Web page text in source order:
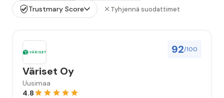
Trustmary Score
Tyhjennä suodattimet
92/100
Väriset Oy
Uusimaa
4.8